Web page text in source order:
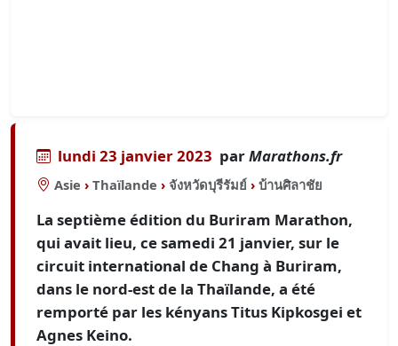
lundi 23 janvier 2023 parMarathons.fr
Asie › Thaïlande › จังหวัดบุรีรัมย์ › บ้านศิลาชัย
La septième édition du Buriram Marathon,
qui avait lieu, ce samedi 21 janvier, sur le
circuit international de Chang à Buriram,
dans le nord-est de la Thaïlande, a été
remporté par les kényans Titus Kipkosgei et
Agnes Keino.